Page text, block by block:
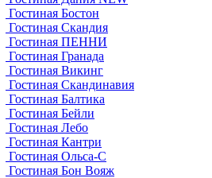
Гостиная Бостон
Гостиная Скандия
Гостиная ПЕННИ
Гостиная Гранада
Гостиная Викинг
Гостиная Скандинавия
Гостиная Балтика
Гостиная Бейли
Гостиная Лебо
Гостиная Кантри
Гостиная Ольса-С
Гостиная Бон Вояж